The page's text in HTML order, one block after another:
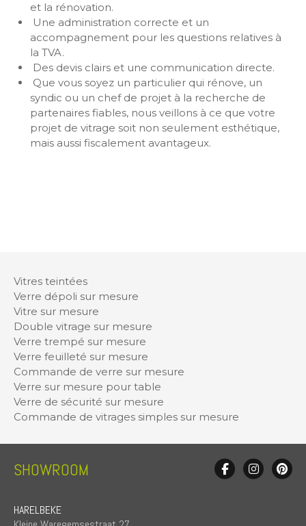
et la rénovation.
Une administration correcte et un
accompagnement pour les questions relatives à
la TVA.
Des devis clairs et une communication directe.
Que vous soyez un particulier qui rénove, un
syndic ou un chef de projet à la recherche de
partenaires fiables, nous veillons à ce que votre
projet de vitrage soit non seulement esthétique,
mais aussi fiscalement avantageux.
Vitres teintées
Verre dépoli sur mesure
Vitre sur mesure
Double vitrage sur mesure
Verre trempé sur mesure
Verre feuilleté sur mesure
Commande de verre sur mesure
Verre sur mesure pour table
Verre de sécurité sur mesure
Commande de vitrages simples sur mesure
SHOWROOM
HARELBEKE